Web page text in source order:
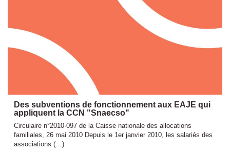
Des subventions de fonctionnement aux EAJE qui
appliquent la CCN "Snaecso"
Circulaire n°2010-097 de la Caisse nationale des allocations
familiales, 26 mai 2010 Depuis le 1er janvier 2010, les salariés des
associations (…)